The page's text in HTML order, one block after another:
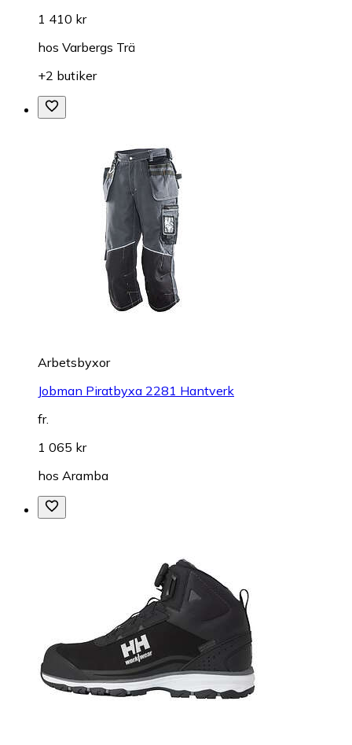
1 410 kr
hos Varbergs Trä
+2 butiker
Arbetsbyxor
Jobman Piratbyxa 2281 Hantverk
fr.
1 065 kr
hos Aramba